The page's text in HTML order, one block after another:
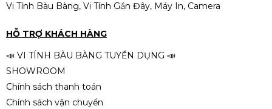
D3H (DDR3) QSD
Vi Tính Bàu Bàng, Vi Tính Gần Đây, Máy In, Camera
HỖ TRỢ KHÁCH HÀNG
📣 VI TÍNH BÀU BÀNG TUYỂN DỤNG 📣
SHOWROOM
Chính sách thanh toán
Chính sách vận chuyển